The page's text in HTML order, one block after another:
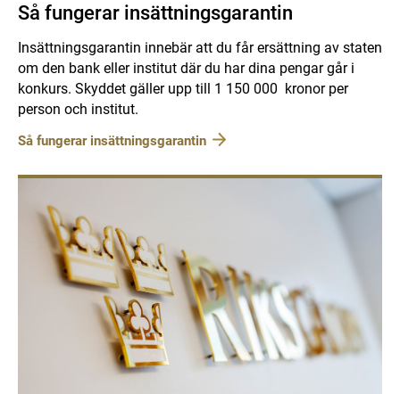
Så fungerar insättningsgarantin
Insättningsgarantin innebär att du får ersättning av staten
om den bank eller institut där du har dina pengar går i
konkurs. Skyddet gäller upp till 1 150 000 kronor per
person och institut.
Så fungerar insättningsgarantin